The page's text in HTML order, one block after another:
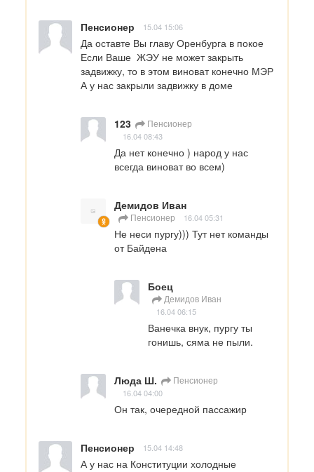
Пенсионер 15.04 15:06
Да оставте Вы главу Оренбурга в покое
Если Ваше  ЖЭУ не может закрыть
задвижку, то в этом виноват конечно МЭР
А у нас закрыли задвижку в доме
123 Пенсионер
16.04 08:43
Да нет конечно ) народ у нас
всегда виноват во всем)
Демидов Иван
Пенсионер 16.04 05:31
Не неси пургу))) Тут нет команды
от Байдена
Боец
Демидов Иван
16.04 06:15
Ванечка внук, пургу ты
гонишь, сяма не пыли.
Люда Ш. Пенсионер
16.04 04:00
Он так, очередной пассажир
Пенсионер 15.04 14:48
А у нас на Конституции холодные